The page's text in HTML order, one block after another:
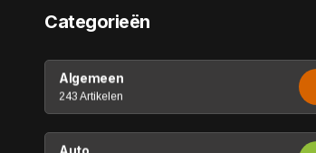
Categorieën
Algemeen
243 Artikelen
Auto